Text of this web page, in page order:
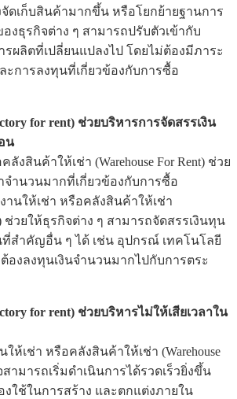
ดเก็บสินค้ามากขึ้น หรือโยกย้ายฐานการ
งธุรกิจต่าง ๆ สามารถปรับตัวเข้ากับ
ผลิตที่เปลี่ยนแปลงไป โดยไม่ต้องมีภาระ
ะการลงทุนที่เกี่ยวข้องกับการซื้อ
for rent) ช่วยบริหารการจัดสรรเงิน
น
ลังสินค้าให้เช่า (Warehouse For Rent) ช่วย
จำนวนมากที่เกี่ยวข้องกับการซื้อ
านให้เช่า หรือคลังสินค้าให้เช่า
ช่วยให้ธุรกิจต่าง ๆ สามารถจัดสรรเงินทุน
ที่สำคัญอื่น ๆ ได้ เช่น อุปกรณ์ เทคโนโลยี
องลงทุนเงินจำนวนมากไปกับการตระ
for rent) ช่วยบริหารไม่ให้เสียเวลาใน
ห้เช่า หรือคลังสินค้าให้เช่า (Warehouse
สามารถเริ่มดำเนินการได้รวดเร็วยิ่งขึ้น
งใช้ในการสร้าง และตกแต่งภายใน